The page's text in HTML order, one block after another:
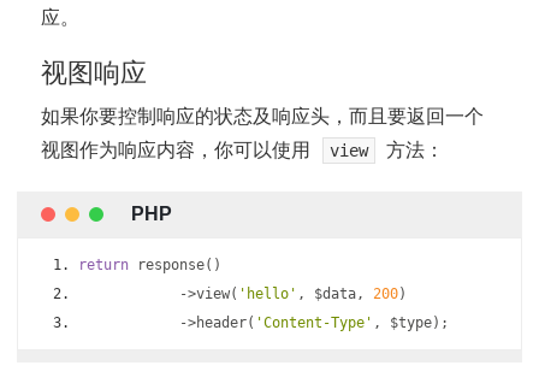
应。
视图响应
如果你要控制响应的状态及响应头，而且要返回一个
视图作为响应内容，你可以使用
view 方法：
return response()
->view( 'hello' , $data, 200)
->header( 'Content-Type' , $type);